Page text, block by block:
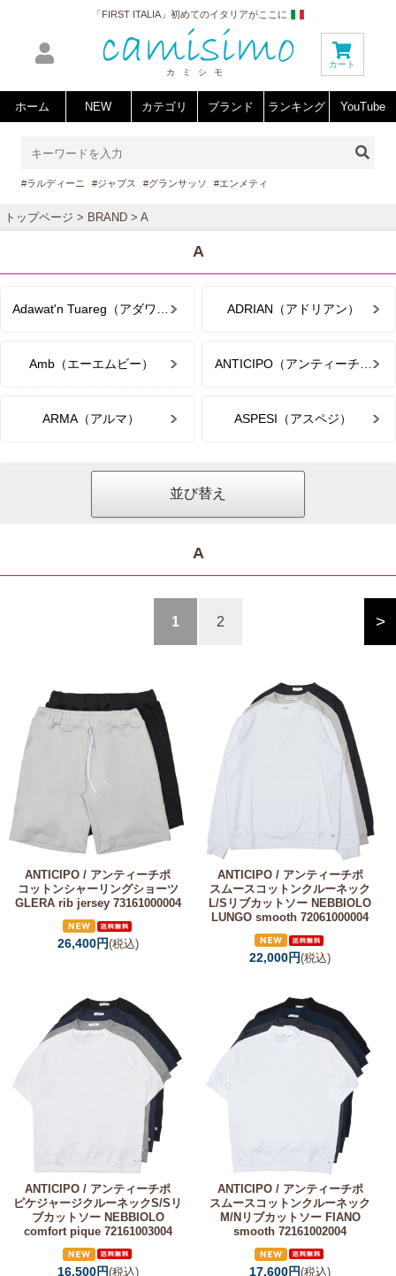
「FIRST ITALIA」初めてのイタリアがここに
カミシモ
カート
ホーム NEW カテゴリ ブランド ランキング YouTube
#ラルディーニ #ジャブス #グランサッソ #エンメティ
トップページ > BRAND > A
A
Adawat'n Tuareg（アダワットゥン トゥアレグ） ADRIAN（アドリアン）
Amb（エーエムビー） ANTICIPO（アンティーチポ）
ARMA（アルマ） ASPESI（アスペジ）
並び替え
A
>
1 2
ANTICIPO / アンティーチポ
コットンシャーリングショーツ
GLERA rib jersey 73161000004
26,400円(税込)
ANTICIPO / アンティーチポ
スムースコットンクルーネック
L/Sリブカットソー NEBBIOLO
LUNGO smooth 72061000004
22,000円(税込)
ANTICIPO / アンティーチポ
ピケジャージクルーネックS/Sリ
ブカットソー NEBBIOLO
comfort pique 72161003004
16,500円(税込)
ANTICIPO / アンティーチポ
スムースコットンクルーネック
M/Nリブカットソー FIANO
smooth 72161002004
17,600円(税込)